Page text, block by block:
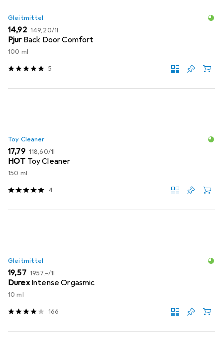
Gleitmittel
EUR
14,92 EUR
149,20/1l
Pjur Back Door Comfort
100 ml
5
Toy Cleaner
EUR
17,79 EUR
118,60/1l
HOT Toy Cleaner
150 ml
4
Gleitmittel
EUR
19,57 EUR
1957,–/1l
Durex Intense Orgasmic
10 ml
166